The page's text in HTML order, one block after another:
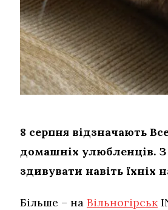
8 серпня відзначають
домашніх улюбленців. З
здивувати навіть їхніх
Більше – на Вільногірськ